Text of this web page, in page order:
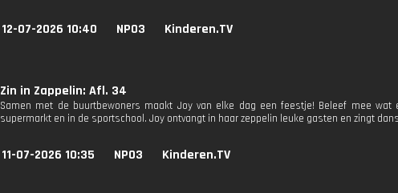
12-07-2026 10:40 NPO3 Kinderen.TV
Zin in Zappelin: Afl. 34
Samen met de buurtbewoners maakt Joy van elke dag een feestje! Beleef mee wat
supermarkt en in de sportschool. Joy ontvangt in haar zeppelin leuke gasten en zingt
11-07-2026 10:35 NPO3 Kinderen.TV